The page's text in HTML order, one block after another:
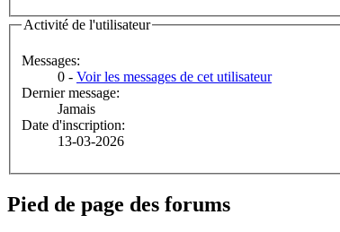
Activité de l'utilisateur
Messages:
0 - Voir les messages de cet utilisateur
Dernier message:
Jamais
Date d'inscription:
13-03-2026
Pied de page des forums